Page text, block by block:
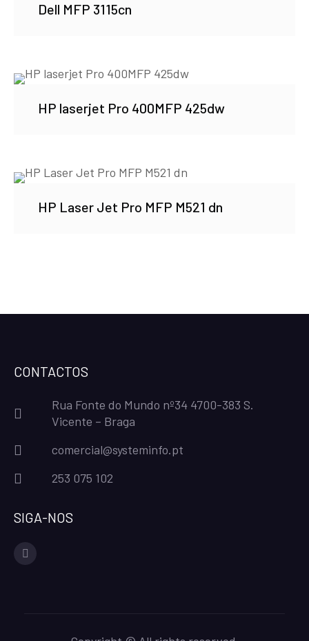
Dell MFP 3115cn
HP laserjet Pro 400MFP 425dw
HP Laser Jet Pro MFP M521 dn
CONTACTOS
Rua Fonte do Mundo nº34 4700-383 S.
Vicente – Braga
comercial@systeminfo.pt
253 075 102
SIGA-NOS